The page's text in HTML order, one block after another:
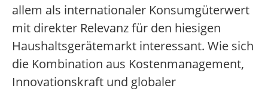
allem als internationaler Konsumgüterwert
mit direkter Relevanz für den hiesigen
Haushaltsgerätemarkt interessant. Wie sich
die Kombination aus Kostenmanagement,
Innovationskraft und globaler